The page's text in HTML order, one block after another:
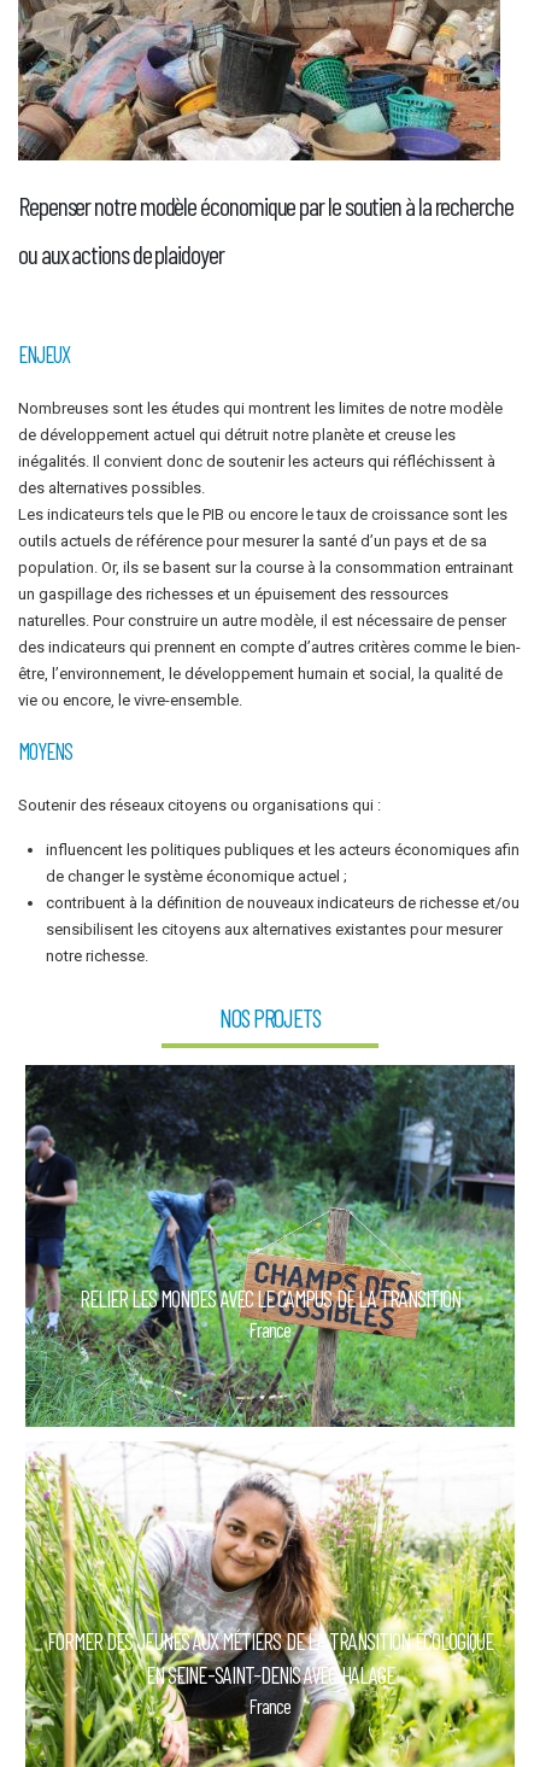
Repenser notre modèle économique par le soutien à la recherche
ou aux actions de plaidoyer
ENJEUX
Nombreuses sont les études qui montrent les limites de notre modèle
de développement actuel qui détruit notre planète et creuse les
inégalités. Il convient donc de soutenir les acteurs qui réfléchissent à
des alternatives possibles.
Les indicateurs tels que le PIB ou encore le taux de croissance sont les
outils actuels de référence pour mesurer la santé d’un pays et de sa
population. Or, ils se basent sur la course à la consommation entrainant
un gaspillage des richesses et un épuisement des ressources
naturelles. Pour construire un autre modèle, il est nécessaire de penser
des indicateurs qui prennent en compte d’autres critères comme le bien-
être, l’environnement, le développement humain et social, la qualité de
vie ou encore, le vivre-ensemble.
MOYENS
Soutenir des réseaux citoyens ou organisations qui :
influencent les politiques publiques et les acteurs économiques afin
de changer le système économique actuel ;
contribuent à la définition de nouveaux indicateurs de richesse et/ou
sensibilisent les citoyens aux alternatives existantes pour mesurer
notre richesse.
NOS PROJETS
RELIER LES MONDES AVEC LE CAMPUS DE LA TRANSITION
France
FORMER DES JEUNES AUX MÉTIERS DE LA TRANSITION ÉCOLOGIQUE
EN SEINE-SAINT-DENIS AVEC HALAGE
France